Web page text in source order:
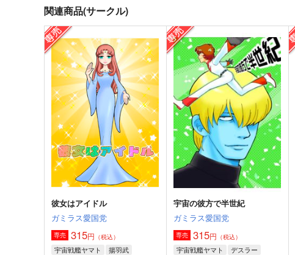
麻宮キャラブック025「サー
ベラー1978 From さらば宇
宙戦艦ヤマト」
太陽系旅団
1,540円 （税込）
宇宙戦艦ヤマト
サーベラー
宇宙戦艦ヤマト
サンプル カート
彼女はアイドル
ガミラス愛国党
専売 315円（税込）
宇宙戦艦ヤマト
揚羽武
古代進
サンプル カート
関連商品(サークル)
彼女はアイドル
ガミラス愛国党
専売 315円 （税込）
宇宙戦艦ヤマト
揚羽武
宇宙の彼方で半世紀
ガミラス愛国党
専売 315円 （税込）
宇宙戦艦ヤマト
デスラー